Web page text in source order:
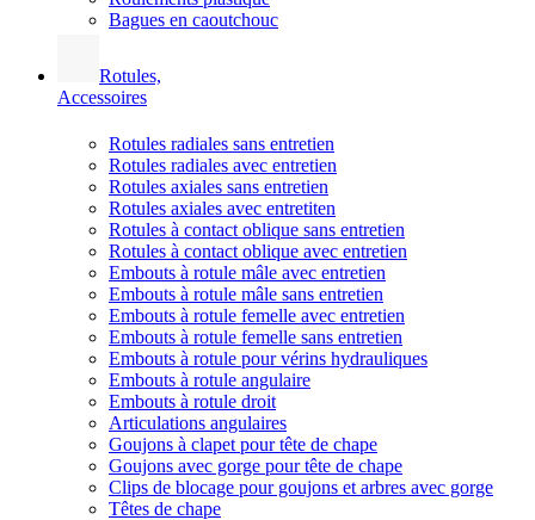
Bagues en caoutchouc
Rotules,
Accessoires
Rotules radiales sans entretien
Rotules radiales avec entretien
Rotules axiales sans entretien
Rotules axiales avec entretiten
Rotules à contact oblique sans entretien
Rotules à contact oblique avec entretien
Embouts à rotule mâle avec entretien
Embouts à rotule mâle sans entretien
Embouts à rotule femelle avec entretien
Embouts à rotule femelle sans entretien
Embouts à rotule pour vérins hydrauliques
Embouts à rotule angulaire
Embouts à rotule droit
Articulations angulaires
Goujons à clapet pour tête de chape
Goujons avec gorge pour tête de chape
Clips de blocage pour goujons et arbres avec gorge
Têtes de chape